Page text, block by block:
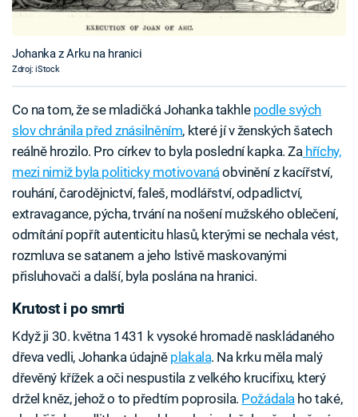
Johanka z Arku na hranici
Zdroj: iStock
Co na tom, že se mladičká Johanka takhle podle svých
slov chránila před znásilněním, které jí v ženských šatech
reálně hrozilo. Pro církev to byla poslední kapka. Zahříchy,
mezi nimiž byla politicky motivovanáobvinění z kacířství,
rouhání, čarodějnictví, faleš, modlářství, odpadlictví,
extravagance, pýcha, trvání na nošení mužského oblečení,
odmítání popřít autenticitu hlasů, kterými se nechala vést,
rozmluva se satanem a jeho lstivě maskovanými
přisluhovači a další, byla poslána na hranici.
Krutost i po smrti
Když ji 30. května 1431 k vysoké hromadě naskládaného
dřeva vedli, Johanka údajně plakala. Na krku měla malý
dřevěný křížek a oči nespustila z velkého krucifixu, který
držel kněz, jehož o to předtím poprosila. Požádala ho také,